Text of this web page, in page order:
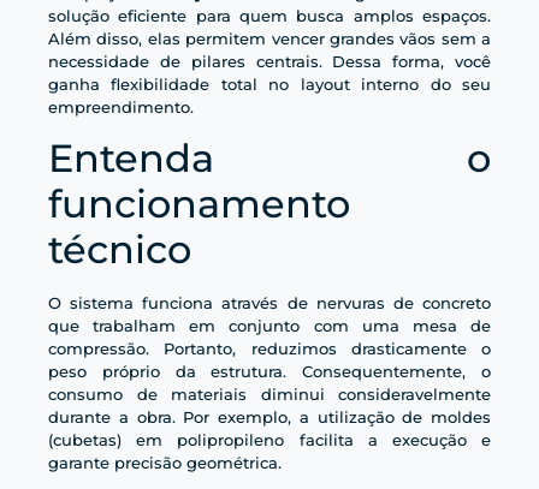
solução eficiente para quem busca amplos espaços.
Além disso, elas permitem vencer grandes vãos sem a
necessidade de pilares centrais. Dessa forma, você
ganha flexibilidade total no layout interno do seu
empreendimento.
Entenda o
funcionamento
técnico
O sistema funciona através de nervuras de concreto
que trabalham em conjunto com uma mesa de
compressão. Portanto, reduzimos drasticamente o
peso próprio da estrutura. Consequentemente, o
consumo de materiais diminui consideravelmente
durante a obra. Por exemplo, a utilização de moldes
(cubetas) em polipropileno facilita a execução e
garante precisão geométrica.